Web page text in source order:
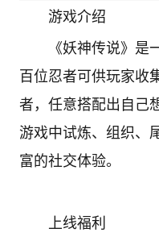
游戏介绍
《妖神传说》是
百位忍者可供玩家收
者，任意搭配出自己
游戏中试炼、组织、
富的社交体验。
上线福利